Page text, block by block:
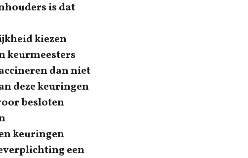
is dat
kiezen
keurmeesters
dan niet
deze keuringen
besloten
keuringen
een